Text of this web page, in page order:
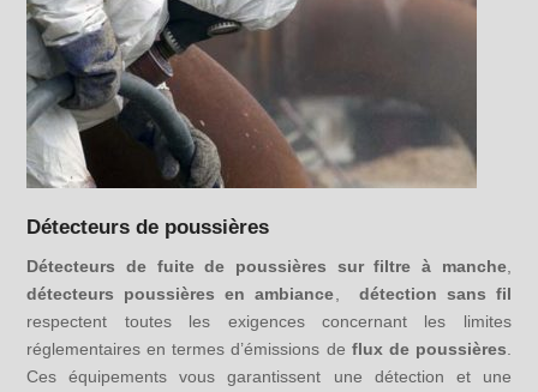
Détecteurs de poussières
Détecteurs de fuite de poussières sur filtre à manche,
détecteurs poussières en ambiance
détection sans fil
respectent toutes les exigences concernant les limites
réglementaires en termes d’émissions de flux de poussières
Ces équipements vous garantissent une détection et une